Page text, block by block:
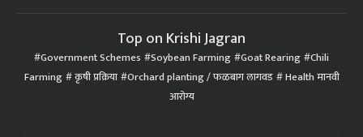
Top on Krishi Jagran
Government Schemes Soybean Farming Goat Rearing Chili
Farming कृषी प्रक्रिया Orchard planting / फळबाग लागवड Health मानवी
आरोग्य